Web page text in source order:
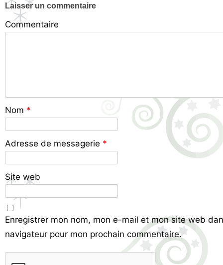
Laisser un commentaire
Commentaire
Nom *
Adresse de messagerie *
Site web
Enregistrer mon nom, mon e-mail et mon site web
navigateur pour mon prochain commentaire.